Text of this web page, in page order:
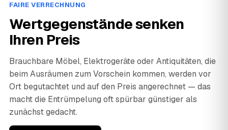
FAIRE VERRECHNUNG
Wertgegenstände senken
Ihren Preis
Brauchbare Möbel, Elektrogeräte oder Antiquitäten, die
beim Ausräumen zum Vorschein kommen, werden vor
Ort begutachtet und auf den Preis angerechnet — das
macht die Entrümpelung oft spürbar günstiger als
zunächst gedacht.